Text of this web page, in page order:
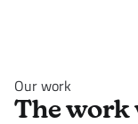
Our work
The work